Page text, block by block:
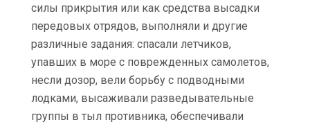
силы прикрытия или как средства высадки
передовых отрядов, выполняли и другие
различные задания: спасали летчиков,
упавших в море с поврежденных самолетов,
несли дозор, вели борьбу с подводными
лодками, высаживали разведывательные
группы в тыл противника, обеспечивали